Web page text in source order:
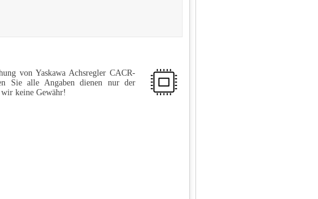
von Yaskawa Achsregler CACR-
Sie alle Angaben dienen nur der
keine Gewähr!